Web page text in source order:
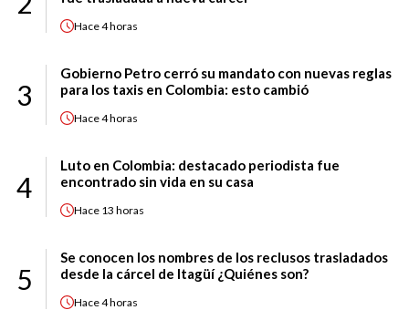
Hace4 horas
3
Gobierno Petro cerró su mandato con nuevas reglas
para los taxis en Colombia: esto cambió
Hace4 horas
4
Luto en Colombia: destacado periodista fue
encontrado sin vida en su casa
Hace 13 horas
5
Se conocen los nombres de los reclusos trasladados
desde la cárcel de Itagüí ¿Quiénes son?
Hace4 horas